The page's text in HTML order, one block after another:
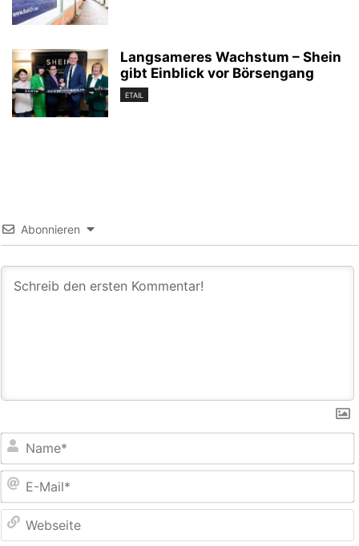
Langsameres Wachstum – Shein
gibt Einblick vor Börsengang
ETAIL
Abonnieren